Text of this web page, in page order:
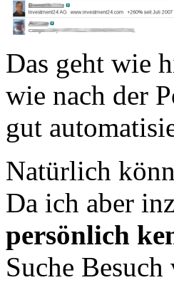
Das geht wie
wie nach der
gut
Natürlich
Da ich aber
persönlich
Suche